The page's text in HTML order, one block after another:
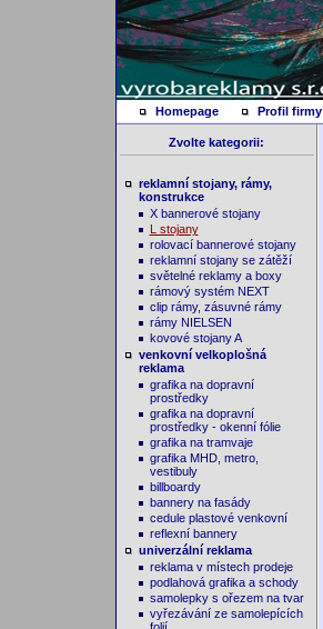
Homepage Profil firmy
Zvolte kategorii:
reklamní stojany, rámy,
konstrukce
X bannerové stojany
L stojany
rolovací bannerové stojany
reklamní stojany se zátěží
světelné reklamy a boxy
rámový systém NEXT
clip rámy, zásuvné rámy
rámy NIELSEN
kovové stojany A
venkovní velkoplošná
reklama
grafika na dopravní
prostředky
grafika na dopravní
prostředky - okenní fólie
grafika na tramvaje
grafika MHD, metro,
vestibuly
billboardy
bannery na fasády
cedule plastové venkovní
reflexní bannery
univerzální reklama
reklama v místech prodeje
podlahová grafika a schody
samolepky s ořezem na tvar
vyřezávání ze samolepících